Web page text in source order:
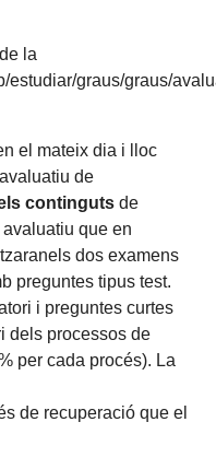
la
estudiar/graus/graus/
el mateix dia i lloc
de
continguts de
avaluatiu que en
dos examens
preguntes tipus test.
i preguntes curtes
dels processos de
per cada procés). La
de recuperació que el